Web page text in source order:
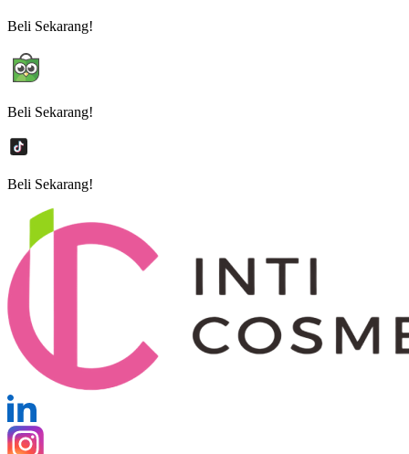
Beli Sekarang!
Beli Sekarang!
Beli Sekarang!